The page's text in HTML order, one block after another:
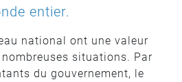
entier.
national ont une valeur
situations. Par
du gouvernement, le